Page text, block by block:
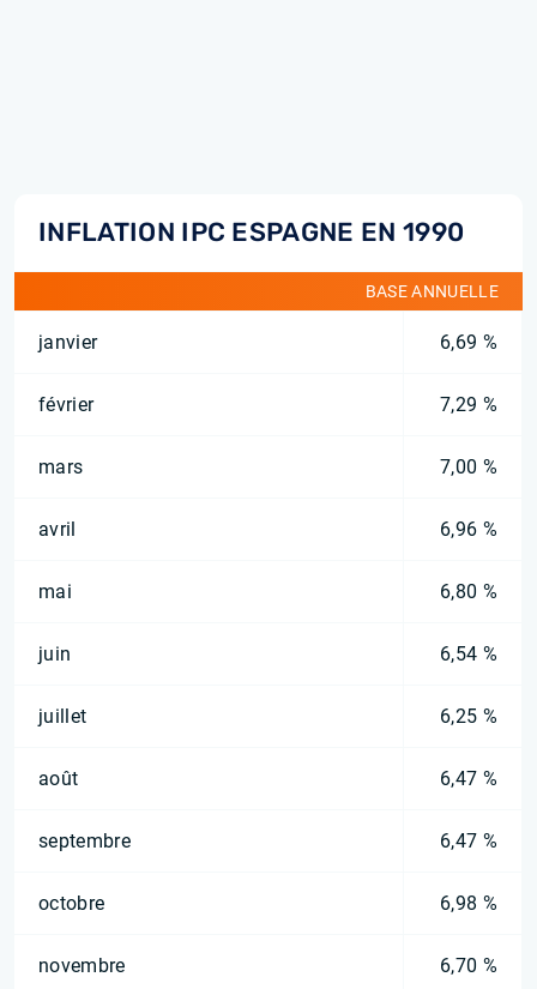
INFLATION IPC ESPAGNE EN 1990
BASE ANNUELLE
janvier 6,69 %
février 7,29 %
mars 7,00 %
avril 6,96 %
mai 6,80 %
juin 6,54 %
juillet 6,25 %
août 6,47 %
septembre 6,47 %
octobre 6,98 %
novembre 6,70 %